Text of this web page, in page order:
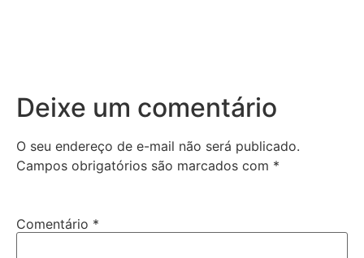
Deixe um comentário
O seu endereço de e-mail não será publicado.
Campos obrigatórios são marcados com *
Comentário *